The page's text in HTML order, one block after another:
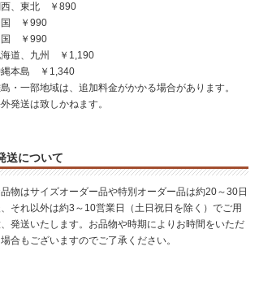
西、東北 ￥890
国 ￥990
国 ￥990
道、九州 ￥1,190
縄本島 ￥1,340
・一部地域は、追加料金がかかる場合があります。
発送は致しかねます。
送について
物はサイズオーダー品や特別オーダー品は約20～30日
それ以外は約3～10営業日（土日祝日を除く）でご用
発送いたします。お品物や時期によりお時間をいただ
合もございますのでご了承ください。